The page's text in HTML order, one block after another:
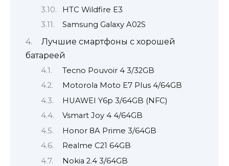
HTC Wildfire E3
Samsung Galaxy A02S
Лучшие смартфоны с хорошей
батареей
Tecno Pouvoir 4 3/32GB
Motorola Moto E7 Plus 4/64GB
HUAWEI Y6p 3/64GB (NFC)
Vsmart Joy 4 4/64GB
Honor 8A Prime 3/64GB
Realme C21 64GB
Nokia 2.4 3/64GB